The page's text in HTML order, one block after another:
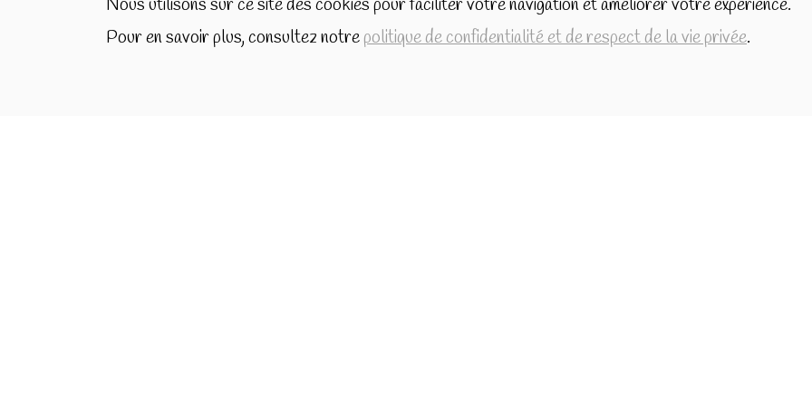
Nous utilisons sur ce site des cookies pour faciliter votre navigation et améliorer votre expérience.
Pour en savoir plus, consultez notrepolitique de confidentialité et de respect de la vie privée.
7520 Templeuve